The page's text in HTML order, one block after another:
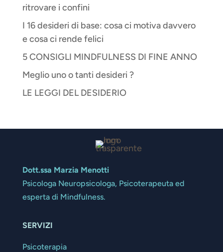
ritrovare i confini
I 16 desideri di base: cosa ci motiva davvero
e cosa ci rende felici
5 CONSIGLI MINDFULNESS DI FINE ANNO
Meglio uno o tanti desideri ?
LE LEGGI DEL DESIDERIO
Dott.ssa Marzia Menotti
Psicologa Neuropsicologa, Psicoterapeuta ed
esperta di Mindfulness.
SERVIZI
Psicoterapia